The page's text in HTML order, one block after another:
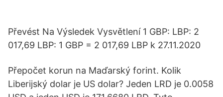
Převést Na Výsledek Vysvětlení 1 GBP: LBP: 2
017,69 LBP: 1 GBP = 2 017,69 LBP k 27.11.2020
Přepočet korun na Maďarský forint. Kolik
Liberijský dolar je US dolar? Jeden LRD je 0.0058